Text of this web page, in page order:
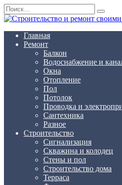
Перейти
к
содержанию
Search
for:
Главная
Ремонт
Балкон
Водоснабжение и
Окна
Отопление
Пол
Потолок
Проводка и
Сантехника
Разное
Строительство
Сигнализация
Скважина и колодец
Стены и пол
Строительство дома
Терраса